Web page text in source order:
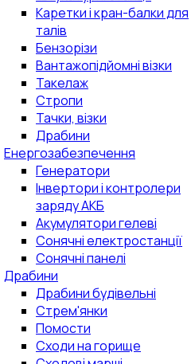
Каретки і кран-балки для
талів
Бензорізи
Вантажопідйомні візки
Такелаж
Стропи
Тачки, візки
Драбини
Енергозабезпечення
Генератори
Інвертори і контролери
заряду АКБ
Акумулятори гелеві
Сонячні електростанції
Сонячні панелі
Драбини
Драбини будівельні
Стрем'янки
Помости
Сходи на горище